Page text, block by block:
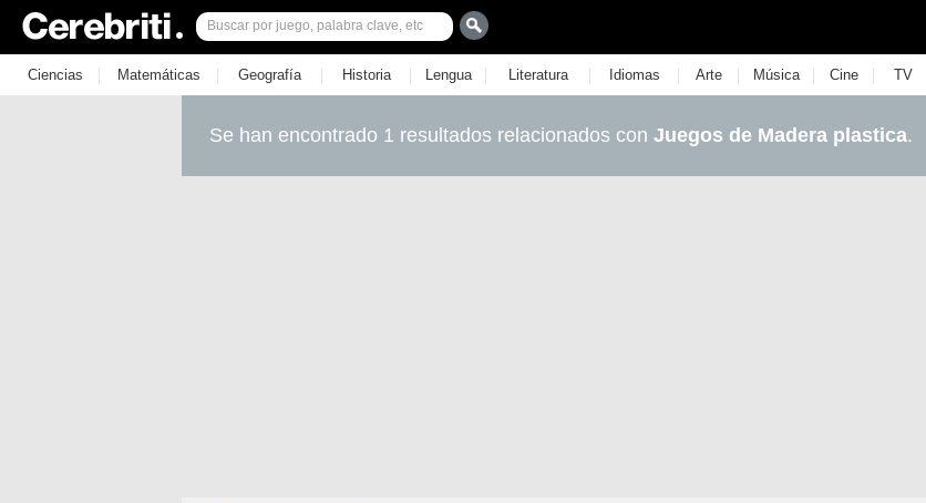
Ciencias | Matemáticas | Geografía | Historia | Lengua | Literatura | Idiomas | Arte | Música | Cine | TV
Se han encontrado 1 resultados relacionados con Juegos de Madera plastica.